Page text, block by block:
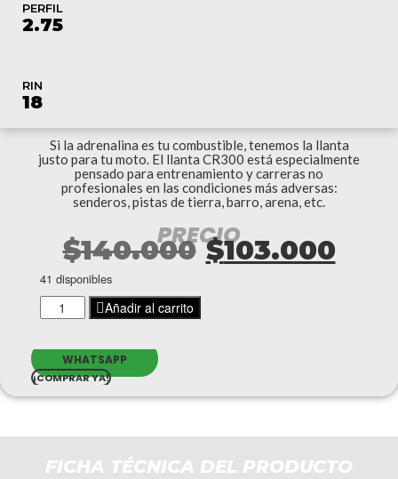
PERFIL
2.75
RIN
18
Si la adrenalina es tu combustible, tenemos la llanta
justo para tu moto. El llanta CR300 está especialmente
pensado para entrenamiento y carreras no
profesionales en las condiciones más adversas:
senderos, pistas de tierra, barro, arena, etc.
PRECIO
$140.000 El
$140.000.
$103.000El
41 disponibles
LLANTA
MOTO
2.75-
18
42M
Añadir al carrito
WHATSAPP
¡COMPRAR YA!
FICHA TÉCNICA DEL PRODUCTO